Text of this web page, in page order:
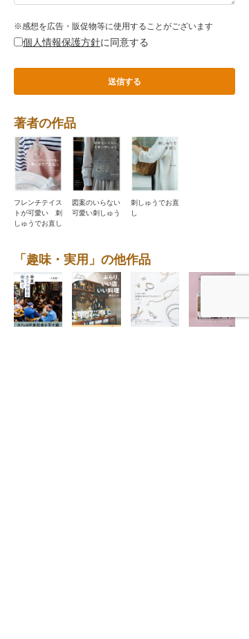
※感想を広告・販促物等に使用することがございます
個人情報保護方針に同意する
著者の作品
フレンチテイス
トが可愛い 刺
しゅうでお直し
図案のいらない
可愛い刺しゅう
刺しゅうでお直
し
「趣味・実用」の他作品